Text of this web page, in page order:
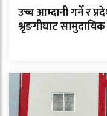
उच्च आम्दानी गर्ने र
श्रृङगीघाट